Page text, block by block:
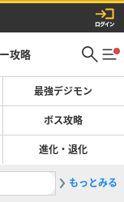
攻略
最強デジモン
ボス攻略
進化・退化
2最強デ
もっとみる